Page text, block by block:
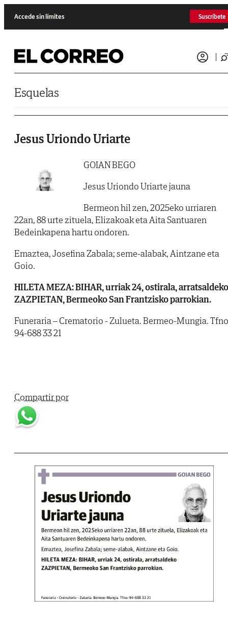
Accede sin límites Suscríbete
Esquelas
Jesus Uriondo Uriarte
GOIAN BEGO
Jesus Uriondo Uriarte jauna
Bermeon hil zen, 2025eko urriaren
22an, 88 urte zituela, Elizakoak eta Aita Santuaren
Bedeinkapena hartu ondoren.
Emaztea, Josefina Zabala; seme-alabak, Aintzane eta
Goio.
HILETA MEZA: BIHAR, urriak 24, ostirala, arratsaldeko
ZAZPIETAN, Bermeoko San Frantzisko parrokian.
Funeraria – Crematorio - Zulueta. Bermeo-Mungia.
94-688 33 21
Compartir por